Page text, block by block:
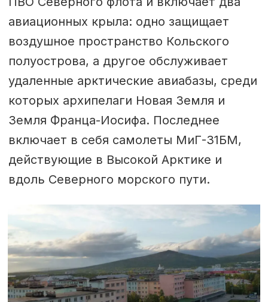
авиационных крыла: одно защищает
воздушное пространство Кольского
полуострова, а другое обслуживает
удаленные арктические авиабазы, среди
которых архипелаги Новая Земля и
Земля Франца-Иосифа. Последнее
включает в себя самолеты МиГ-31БМ,
действующие в Высокой Арктике и
вдоль Северного морского пути.